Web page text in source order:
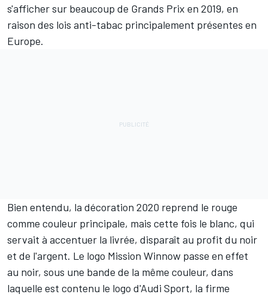
s'afficher sur beaucoup de Grands Prix en 2019, en
raison des lois anti-tabac principalement présentes en
Europe.
Bien entendu, la décoration 2020 reprend le rouge
comme couleur principale, mais cette fois le blanc, qui
servait à accentuer la livrée, disparaît au profit du noir
et de l'argent. Le logo Mission Winnow passe en effet
au noir, sous une bande de la même couleur, dans
laquelle est contenu le logo d'Audi Sport, la firme